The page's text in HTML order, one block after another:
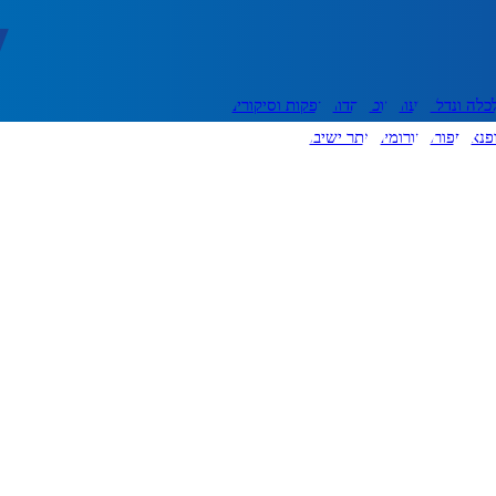
ונדל"ן דעות אוכל יהדות
הפקות וסיקורים
ספורט פורומים אתר ישיבה